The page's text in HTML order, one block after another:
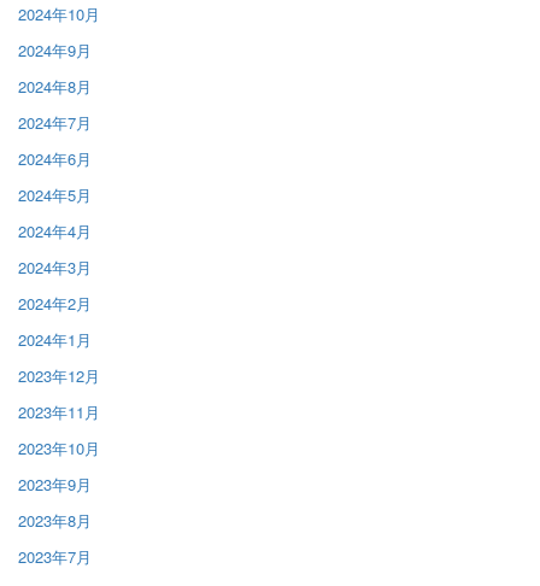
2024年10月
2024年9月
2024年8月
2024年7月
2024年6月
2024年5月
2024年4月
2024年3月
2024年2月
2024年1月
2023年12月
2023年11月
2023年10月
2023年9月
2023年8月
2023年7月